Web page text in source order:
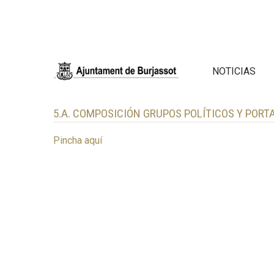
NOTICIAS
5.A. COMPOSICIÓN GRUPOS POLÍTICOS Y
Pincha aquí